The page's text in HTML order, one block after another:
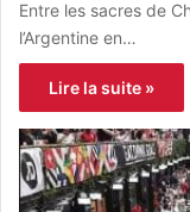
Entre les sacres de
l’Argentine en…
Lire la suite »